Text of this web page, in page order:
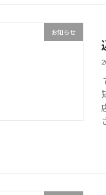
お知らせ